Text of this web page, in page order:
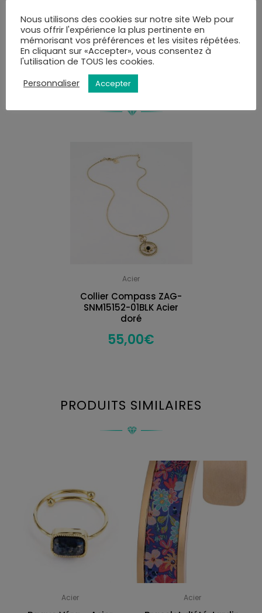
commande.
Vous pourrez choisir le mode de livraison au moment
de la validation du panier.
VOUS AIMEREZ PEUT-ÊTRE AUSSI…
Acier
Collier Compass ZAG-
SNM15152-01BLK Acier
doré
55,00€
PRODUITS SIMILAIRES
Acier Acier
Nous utilisons des cookies sur notre site Web pour
vous offrir l'expérience la plus pertinente en
mémorisant vos préférences et les visites répétées.
En cliquant sur «Accepter», vous consentez à
l'utilisation de TOUS les cookies.
Personnaliser
Accepter